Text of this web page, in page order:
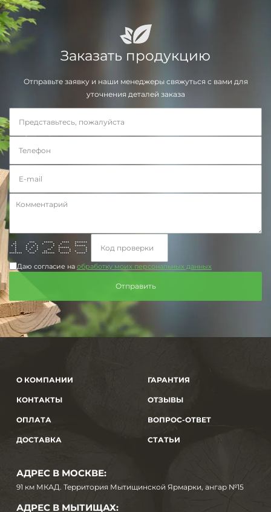
Заказать продукцию
Отправьте заявку и наши менеджеры свяжуться с вами для
уточнения деталей заказа
* *** ***** **** *******
** * * * * * *
* * * * * * * ******
* * * * * ****** *
* * * * ** * * *
* * * ** * * * *
******* *** ******* ***** *****
Даю согласие на обработку моих персональных данных
О КОМПАНИИ
КОНТАКТЫ
ОПЛАТА
ДОСТАВКА
ГАРАНТИЯ
ОТЗЫВЫ
ВОПРОС-ОТВЕТ
СТАТЬИ
АДРЕС В МОСКВЕ:
91 км МКАД. Территория Мытищинской Ярмарки, ангар №15
АДРЕС В МЫТИЩАХ: